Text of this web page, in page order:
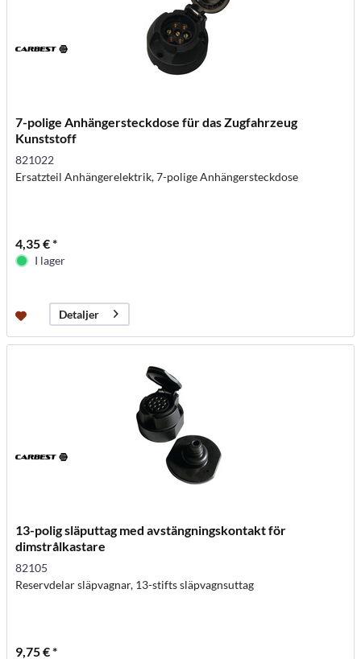
7-polige Anhängersteckdose für das Zugfahrzeug
Kunststoff
821022
Ersatzteil Anhängerelektrik, 7-polige Anhängersteckdose
4,35 € *
I lager
Detaljer
13-polig släputtag med avstängningskontakt för
dimstrålkastare
82105
Reservdelar släpvagnar, 13-stifts släpvagnsuttag
9,75 € *